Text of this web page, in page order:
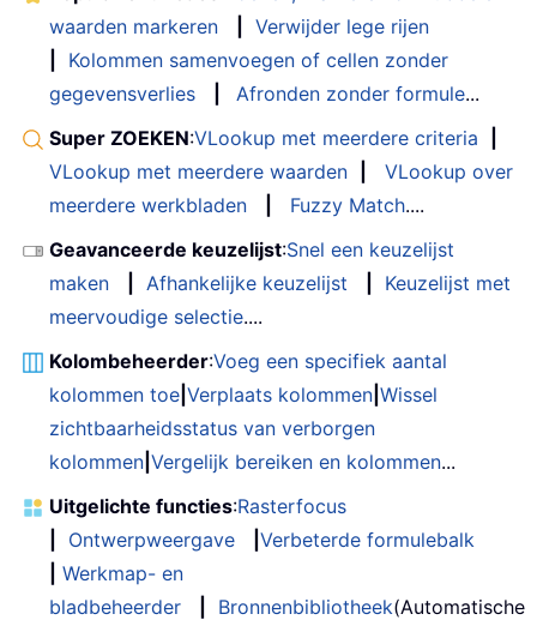
waarden markeren
Verwijder lege rijen
Kolommen samenvoegen of cellen zonder
gegevensverlies
Afronden zonder formule...
Super ZOEKEN:VLookup met meerdere criteria
VLookup met meerdere waarden
VLookup over
meerdere werkbladen
Fuzzy Match....
Geavanceerde keuzelijst:Snel een keuzelijst
maken
Afhankelijke keuzelijst
Keuzelijst met
meervoudige selectie....
Kolombeheerder:Voeg een specifiek aantal
kolommen toe Verplaats kolommen Wissel
zichtbaarheidsstatus van verborgen
kolommen Vergelijk bereiken en kolommen...
Uitgelichte functies:Rasterfocus
Ontwerpweergave
Verbeterde formulebalk
Werkmap- en
bladbeheerder
Bronnenbibliotheek(Automatische